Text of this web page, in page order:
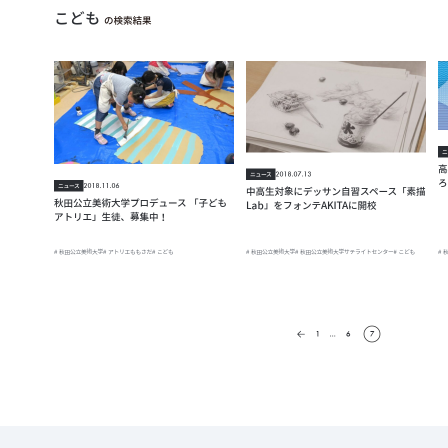
こども の検索結果
ニュース 2018.11.06
秋田公立美術大学プロデュース 「子ども
アトリエ」生徒、募集中！
# 秋田公立美術大学# アトリエももさだ# こども
ニュース 2018.07.13
中高生対象にデッサン自習スペース「素描
Lab」をフォンテAKITAに開校
# 秋田公立美術大学# 秋田公立美術大学サテライトセンター# こども #
前のページ
1 … 6 7